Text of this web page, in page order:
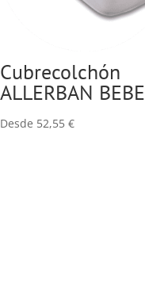
Cubrecolchón
ALLERBAN BEBE
Desde 52,55 €